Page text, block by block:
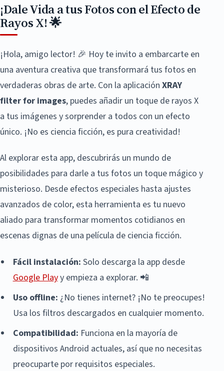
¡Dale Vida a tus Fotos con el Efecto de
Rayos X! 🌟
¡Hola, amigo lector! 🎉 Hoy te invito a embarcarte en
una aventura creativa que transformará tus fotos en
verdaderas obras de arte. Con la aplicación XRAY
filter for images, puedes añadir un toque de rayos X
a tus imágenes y sorprender a todos con un efecto
único. ¡No es ciencia ficción, es pura creatividad!
Al explorar esta app, descubrirás un mundo de
posibilidades para darle a tus fotos un toque mágico y
misterioso. Desde efectos especiales hasta ajustes
avanzados de color, esta herramienta es tu nuevo
aliado para transformar momentos cotidianos en
escenas dignas de una película de ciencia ficción.
Fácil instalación: Solo descarga la app desde
Google Playy empieza a explorar. 📲
Uso offline: ¿No tienes internet? ¡No te preocupes!
Usa los filtros descargados en cualquier momento.
Compatibilidad: Funciona en la mayoría de
dispositivos Android actuales, así que no necesitas
preocuparte por requisitos especiales.